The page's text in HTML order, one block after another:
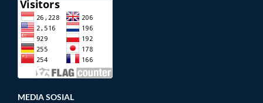
MEDIA SOSIAL